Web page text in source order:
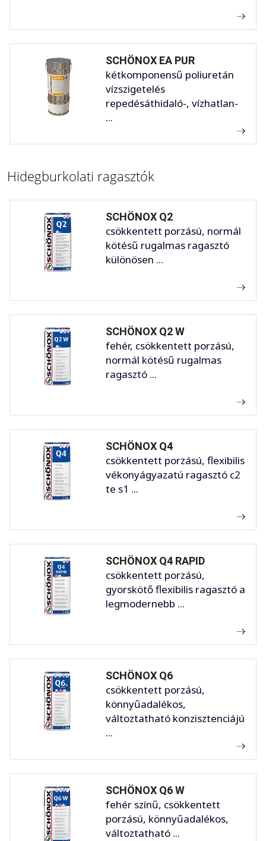
SCHÖNOX EA PUR
kétkomponensű poliuretán
vízszigetelés
repedésáthidaló-, vízhatlan-
...
Hidegburkolati ragasztók
SCHÖNOX Q2
csökkentett porzású, normál
kötésű rugalmas ragasztó
különösen ...
SCHÖNOX Q2 W
fehér, csökkentett porzású,
normál kötésű rugalmas
ragasztó ...
SCHÖNOX Q4
csökkentett porzású, flexibilis
vékonyágyazatú ragasztó c2
te s1 ...
SCHÖNOX Q4 RAPID
csökkentett porzású,
gyorskötő flexibilis ragasztó a
legmodernebb ...
SCHÖNOX Q6
csökkentett porzású,
könnyűadalékos,
változtatható konzisztenciájú
...
SCHÖNOX Q6 W
fehér színű, csökkentett
porzású, könnyűadalékos,
változtatható ...